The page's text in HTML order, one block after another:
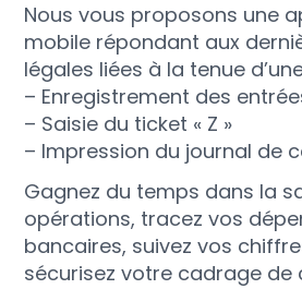
Nous vous proposons une
mobile répondant aux
légales liées à la tenue
– Enregistrement des
– Saisie du ticket « Z »
– Impression du journal de
Gagnez du temps dans la
opérations, tracez vos
bancaires, suivez vos
sécurisez votre cadrage de